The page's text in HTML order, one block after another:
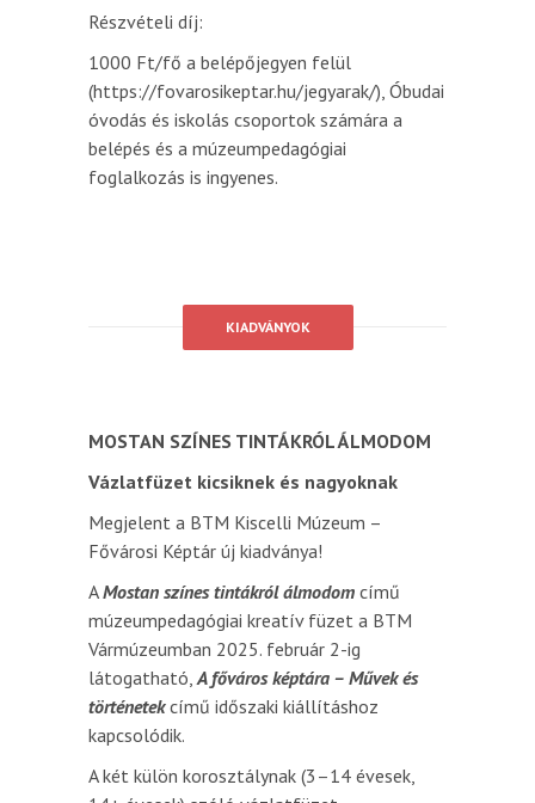
Részvételi díj:
1000 Ft/fő a belépőjegyen felül
(https://fovarosikeptar.hu/jegyarak/), Óbudai
óvodás és iskolás csoportok számára a
belépés és a múzeumpedagógiai
foglalkozás is ingyenes.
KIADVÁNYOK
MOSTAN SZÍNES TINTÁKRÓL ÁLMODOM
Vázlatfüzet kicsiknek és nagyoknak
Megjelent a BTM Kiscelli Múzeum –
Fővárosi Képtár új kiadványa!
AMostan színes tintákról álmodom című
múzeumpedagógiai kreatív füzet a BTM
Vármúzeumban 2025. február 2-ig
látogatható,A főváros képtára – Művek és
történetekcímű időszaki kiállításhoz
kapcsolódik.
A két külön korosztálynak (3–14 évesek,